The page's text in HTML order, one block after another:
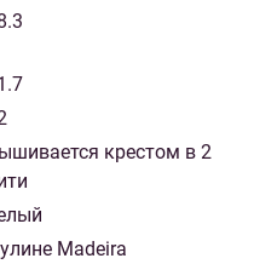
крестом в 2
Madeira